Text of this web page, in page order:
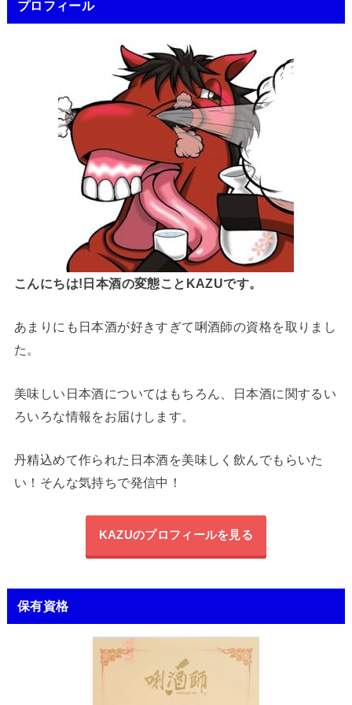
プロフィール
こんにちは!日本酒の変態ことKAZUです。
あまりにも日本酒が好きすぎて唎酒師の資格を取りまし
た。
美味しい日本酒についてはもちろん、日本酒に関するい
ろいろな情報をお届けします。
丹精込めて作られた日本酒を美味しく飲んでもらいた
い！そんな気持ちで発信中！
KAZUのプロフィールを見る
保有資格